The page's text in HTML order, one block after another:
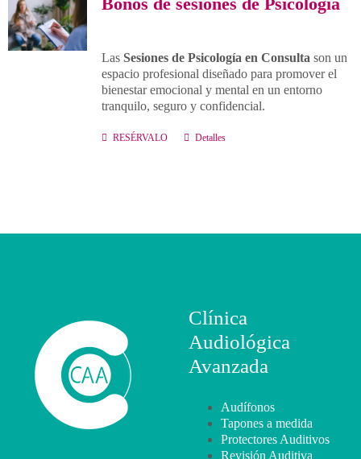
Contacto
Llámanos 912 129 122
Las Sesiones de Psicología en Consulta son un
espacio profesional diseñado para promover el
bienestar emocional y mental en un entorno
tranquilo, seguro y confidencial.
RESÉRVALO Detalles
Clínica
Audiológica
Avanzada
Audífonos
Tapones a medida
Protectores Auditivos
Revisión Auditiva